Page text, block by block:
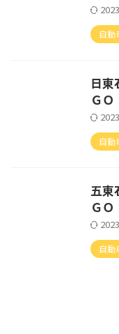
自動
日東
ＧＯ
自動
五東
ＧＯ
自動